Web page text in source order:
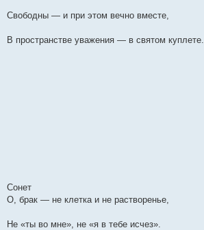
Свободны — и при этом вечно вместе,
В пространстве уважения — в святом куплете.
Сонет
О, брак — не клетка и не растворенье,
Не «ты во мне», не «я в тебе исчез».